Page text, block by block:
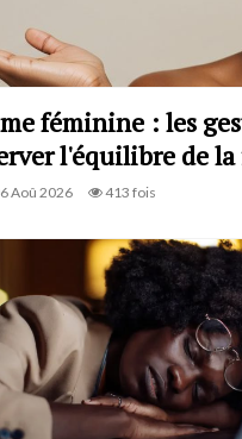
féminine : les
l'équilibre de
Aoû 2026 413 fois